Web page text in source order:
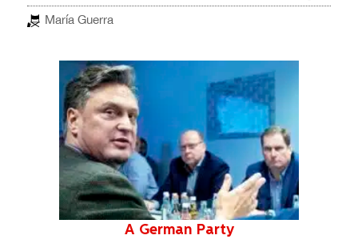
María Guerra
A German Party